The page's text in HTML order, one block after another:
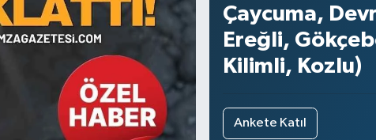
Çaycuma,
Ereğli,
Kilimli, Kozlu)
Ankete Katıl